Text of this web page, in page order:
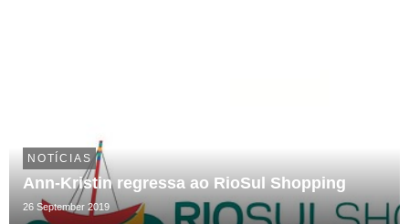
NOTÍCIAS
Ann-Kristin regressa ao RioSul Shopping
26 September 2019